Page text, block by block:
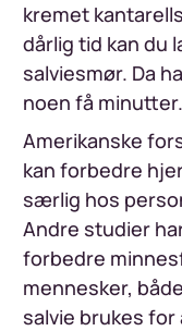
kremet
dårlig tid kan du
salviesmør. Da
noen få minutter.
Amerikanske
kan forbedre
særlig hos
Andre studier
forbedre
mennesker,
salvie brukes